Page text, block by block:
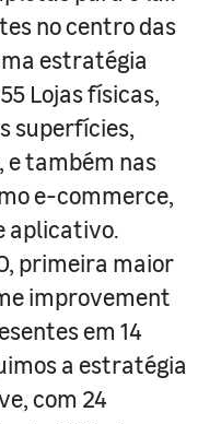
no centro das
estratégia
Lojas físicas,
superfícies,
e também nas
e-commerce,
aplicativo.
primeira maior
improvement
em 14
a estratégia
com 24